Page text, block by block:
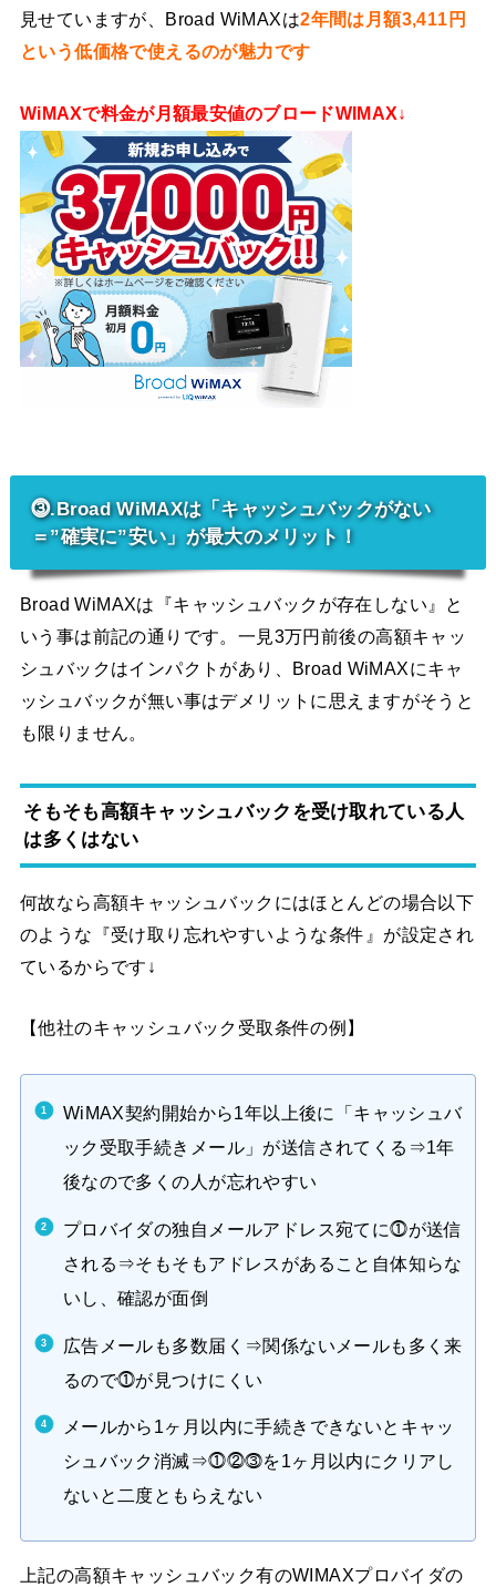
見せていますが、Broad WiMAXは2年間は月額3,411円
という低価格で使えるのが魅力です
WiMAXで料金が月額最安値のブロードWIMAX↓
⓷.Broad WiMAXは「キャッシュバックがない
＝”確実に”安い」が最大のメリット！
Broad WiMAXは『キャッシュバックが存在しない』と
いう事は前記の通りです。一見3万円前後の高額キャッ
シュバックはインパクトがあり、Broad WiMAXにキャ
ッシュバックが無い事はデメリットに思えますがそうと
も限りません。
そもそも高額キャッシュバックを受け取れている人
は多くはない
何故なら高額キャッシュバックにはほとんどの場合以下
のような『受け取り忘れやすいような条件』が設定され
ているからです↓
【他社のキャッシュバック受取条件の例】
WiMAX契約開始から1年以上後に「キャッシュバ
ック受取手続きメール」が送信されてくる⇒1年
後なので多くの人が忘れやすい
プロバイダの独自メールアドレス宛てに⓵が送信
される⇒そもそもアドレスがあること自体知らな
いし、確認が面倒
広告メールも多数届く⇒関係ないメールも多く来
るので⓵が見つけにくい
メールから1ヶ月以内に手続きできないとキャッ
シュバック消滅⇒⓵⓶⓷を1ヶ月以内にクリアし
ないと二度ともらえない
上記の高額キャッシュバック有のWIMAXプロバイダの